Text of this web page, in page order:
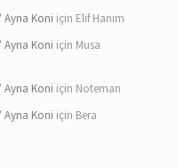
Ayna Koni için Elif Hanım
Ayna Koni için Musa
Ayna Koni için Noteman
Ayna Koni için Bera